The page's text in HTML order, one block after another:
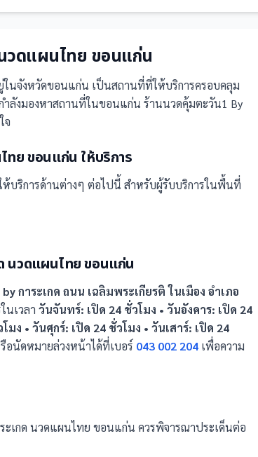
วดแผนไทย ขอนแก่น
ในจังหวัดขอนแก่น เป็นสถานที่ที่ให้บริการครอบคลุม
ลังมองหาสถานที่ในขอนแก่น ร้านนวดคุ้มตะวัน1 By
จ
ทย ขอนแก่น ให้บริการ
ห้บริการด้านต่างๆ ต่อไปนี้ สำหรับผู้รับบริการในพื้นที่
นวดแผนไทย ขอนแก่น
การะเกด ถนน เฉลิมพระเกียรติ ในเมือง อำเภอ
นเวลา วันจันทร์: เปิด 24 ชั่วโมง • วันอังคาร: เปิด 24
ง • วันศุกร์: เปิด 24 ชั่วโมง • วันเสาร์: เปิด 24
อนัดหมายล่วงหน้าได้ที่เบอร์ 043 002 204 เพื่อความ
ะเกด นวดแผนไทย ขอนแก่น ควรพิจารณาประเด็นต่อ